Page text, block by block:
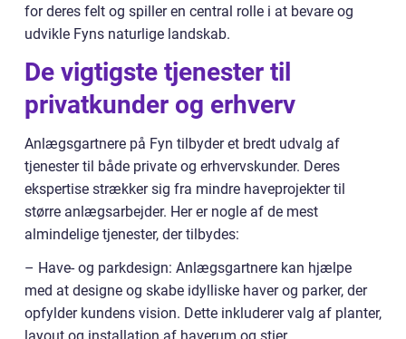
for deres felt og spiller en central rolle i at bevare og
udvikle Fyns naturlige landskab.
De vigtigste tjenester til
privatkunder og erhverv
Anlægsgartnere på Fyn tilbyder et bredt udvalg af
tjenester til både private og erhvervskunder. Deres
ekspertise strækker sig fra mindre haveprojekter til
større anlægsarbejder. Her er nogle af de mest
almindelige tjenester, der tilbydes:
– Have- og parkdesign: Anlægsgartnere kan hjælpe
med at designe og skabe idylliske haver og parker, der
opfylder kundens vision. Dette inkluderer valg af planter,